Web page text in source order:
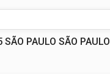
PAULO SÃO PAULO